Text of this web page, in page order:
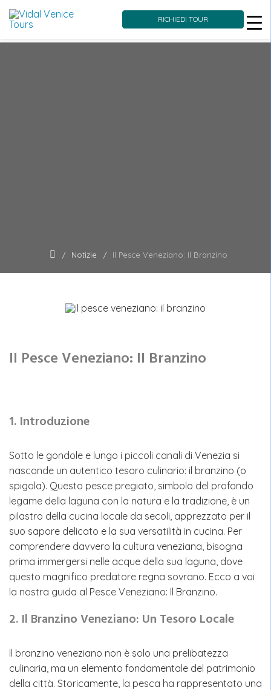
RICHIEDI TOUR
Notizie Il Pesce Veneziano: Il Branzino
Il Pesce Veneziano: Il Branzino
1. Introduzione
Sotto le gondole e lungo i piccoli canali di Venezia si
nasconde un autentico tesoro culinario: il branzino (o
spigola). Questo pesce pregiato, simbolo del profondo
legame della laguna con la natura e la tradizione, è un
pilastro della cucina locale da secoli, apprezzato per il
suo sapore delicato e la sua versatilità in cucina. Per
comprendere davvero la cultura veneziana, bisogna
prima immergersi nelle acque della sua laguna, dove
questo magnifico predatore regna sovrano. Ecco a voi
la nostra guida al Pesce Veneziano: Il Branzino.
2. Il Branzino Veneziano: Un Tesoro Locale
Il branzino veneziano non è solo una prelibatezza
culinaria, ma un elemento fondamentale del patrimonio
della città. Storicamente, la pesca ha rappresentato una